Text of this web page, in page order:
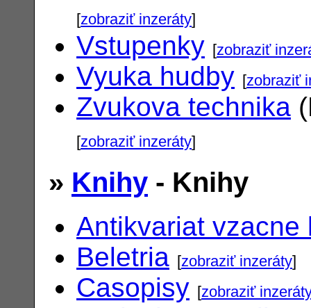
[zobraziť inzeráty]
Vstupenky [zobraziť
Vyuka hudby [zobraziť
Zvukova technika
[zobraziť inzeráty]
» Knihy - Knihy
Antikvariat vzacne
Beletria [zobraziť inzeráty]
Casopisy [zobraziť